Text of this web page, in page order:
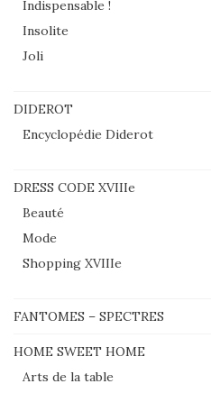
Indispensable !
Insolite
Joli
DIDEROT
Encyclopédie Diderot
DRESS CODE XVIIIe
Beauté
Mode
Shopping XVIIIe
FANTOMES – SPECTRES
HOME SWEET HOME
Arts de la table